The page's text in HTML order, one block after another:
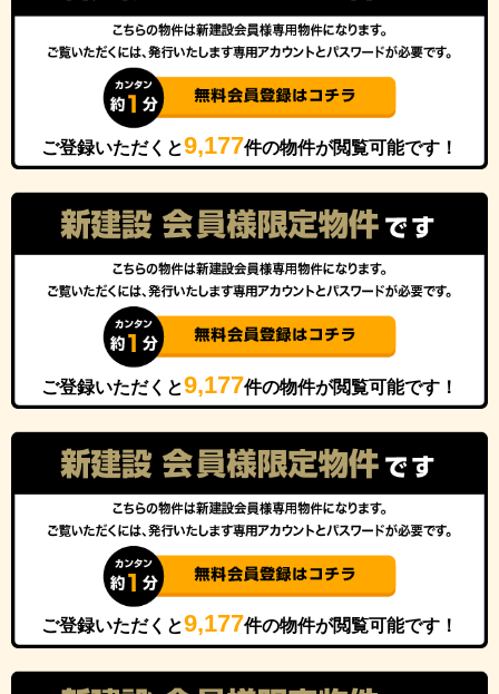
ご登録いただくと9,177件の物件が閲覧可能です！
ご登録いただくと9,177件の物件が閲覧可能です！
ご登録いただくと9,177件の物件が閲覧可能です！